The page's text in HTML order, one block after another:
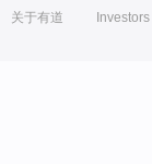
关于有道 Investors